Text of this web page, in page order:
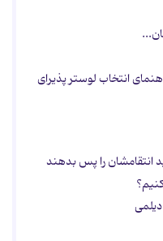
انتخاب لوستر پذیرای